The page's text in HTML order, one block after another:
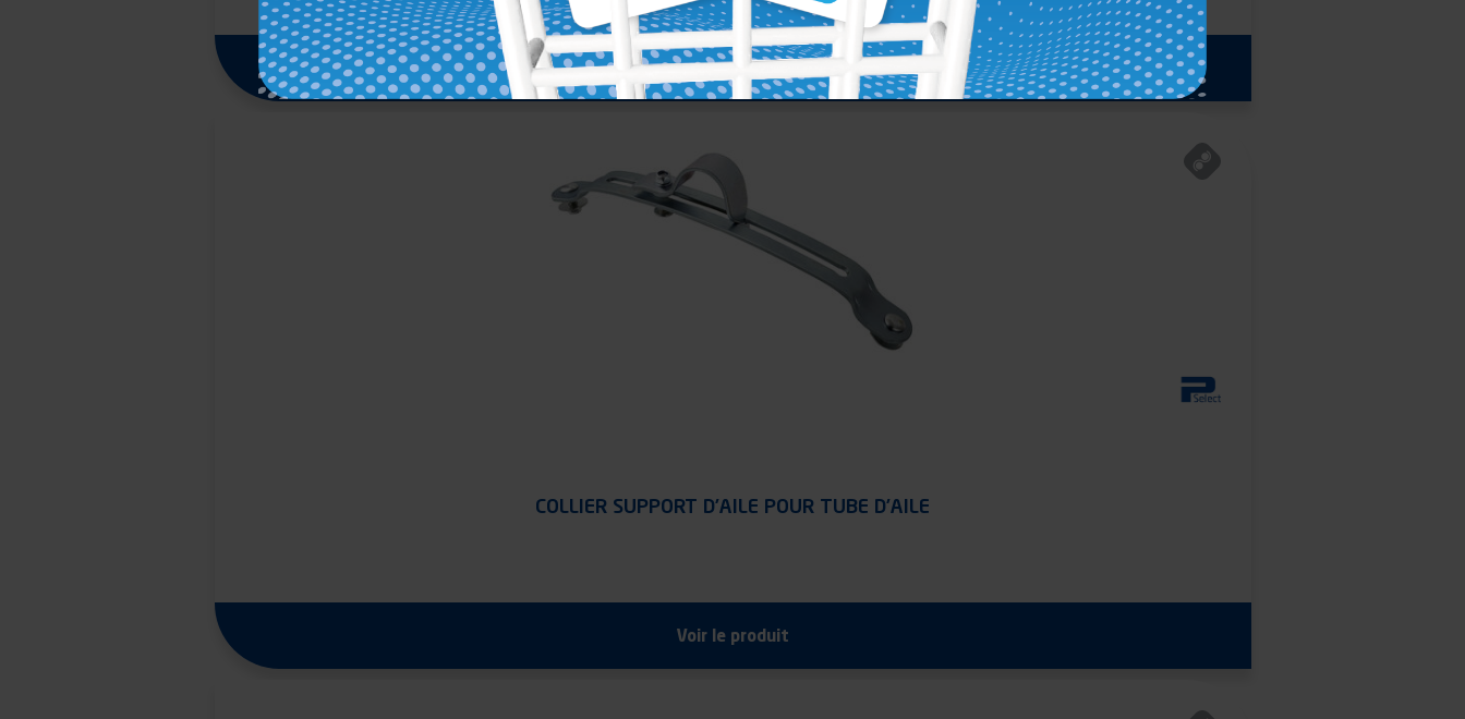
Voir le produit
COLLIER SUPPORT D’AILE POUR TUBE D’AILE
Voir le produit